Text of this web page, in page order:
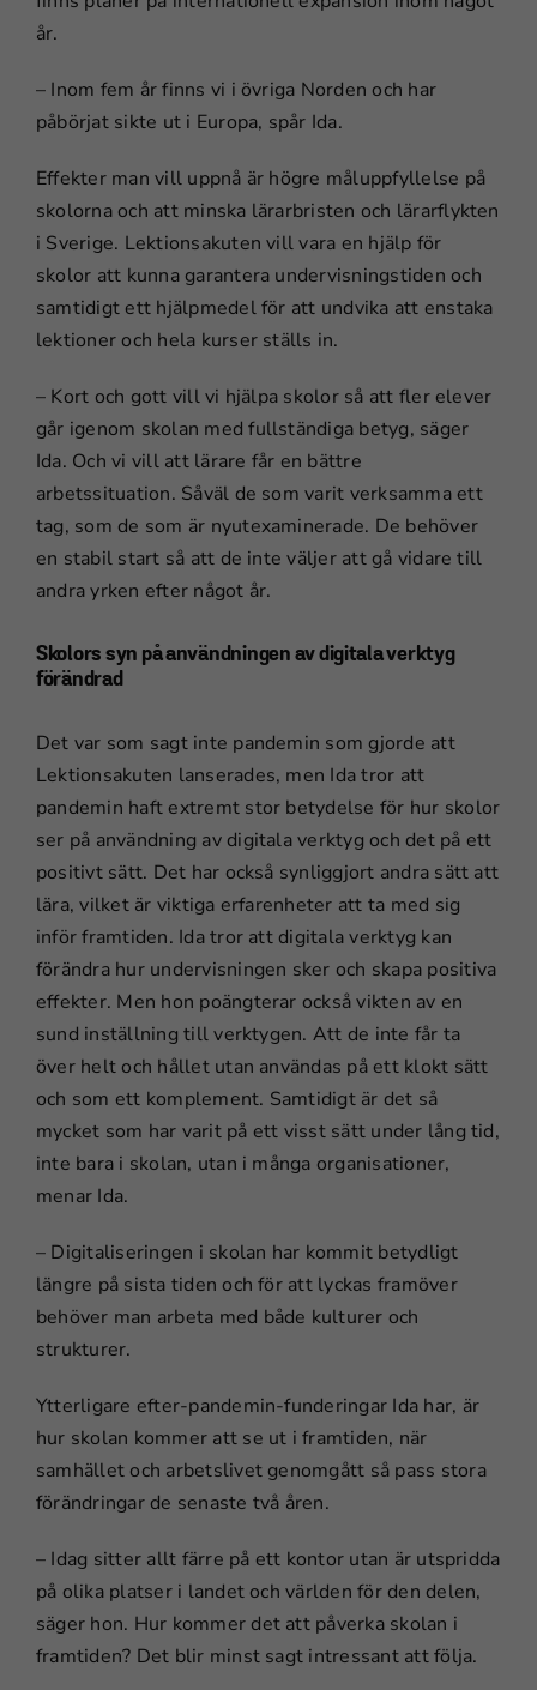
år.
– Inom fem år finns vi i övriga Norden och har
påbörjat sikte ut i Europa, spår Ida.
Effekter man vill uppnå är högre måluppfyllelse på
skolorna och att minska lärarbristen och lärarflykten
i Sverige. Lektionsakuten vill vara en hjälp för
skolor att kunna garantera undervisningstiden och
samtidigt ett hjälpmedel för att undvika att enstaka
lektioner och hela kurser ställs in.
– Kort och gott vill vi hjälpa skolor så att fler elever
går igenom skolan med fullständiga betyg, säger
Ida. Och vi vill att lärare får en bättre
arbetssituation. Såväl de som varit verksamma ett
tag, som de som är nyutexaminerade. De behöver
en stabil start så att de inte väljer att gå vidare till
andra yrken efter något år.
Skolors syn på användningen av digitala verktyg
förändrad
Det var som sagt inte pandemin som gjorde att
Lektionsakuten lanserades, men Ida tror att
pandemin haft extremt stor betydelse för hur skolor
ser på användning av digitala verktyg och det på ett
positivt sätt. Det har också synliggjort andra sätt att
lära, vilket är viktiga erfarenheter att ta med sig
inför framtiden. Ida tror att digitala verktyg kan
förändra hur undervisningen sker och skapa positiva
effekter. Men hon poängterar också vikten av en
sund inställning till verktygen. Att de inte får ta
över helt och hållet utan användas på ett klokt sätt
och som ett komplement. Samtidigt är det så
mycket som har varit på ett visst sätt under lång tid,
inte bara i skolan, utan i många organisationer,
menar Ida.
– Digitaliseringen i skolan har kommit betydligt
längre på sista tiden och för att lyckas framöver
behöver man arbeta med både kulturer och
strukturer.
Ytterligare efter-pandemin-funderingar Ida har, är
hur skolan kommer att se ut i framtiden, när
samhället och arbetslivet genomgått så pass stora
förändringar de senaste två åren.
– Idag sitter allt färre på ett kontor utan är utspridda
på olika platser i landet och världen för den delen,
säger hon. Hur kommer det att påverka skolan i
framtiden? Det blir minst sagt intressant att följa.
Nödvändiga
Dessa kakor
går inte att
välja bort.
De behövs
över huvud
taget ska
fungera.
Statistik
För att vi ska
kunna
förbättra
hemsidans
och
uppbyggnad,
baserat på
hur
hemsidan